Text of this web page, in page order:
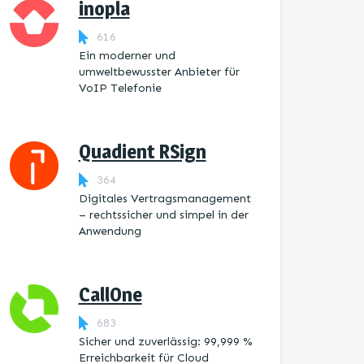
inopla
616
Ein moderner und
umweltbewusster Anbieter für
VoIP Telefonie
Quadient RSign
364
Digitales Vertragsmanagement
– rechtssicher und simpel in der
Anwendung
CallOne
683
Sicher und zuverlässig: 99,999 %
Erreichbarkeit für Cloud